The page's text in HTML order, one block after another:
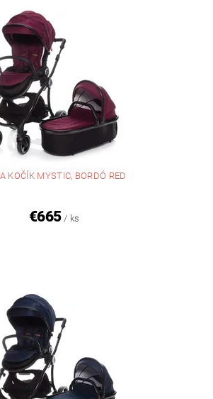
KOČÍK MYSTIC, BORDÓ RED
€665 / ks